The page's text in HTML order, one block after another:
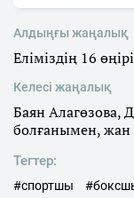
Алдыңғы жаңалық
Еліміздің 16
Келесі жаңалық
Баян Алагөзова,
болғанымен,
Тегтер:
#спортшы